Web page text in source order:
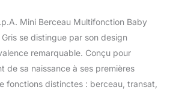
Mini Berceau Multifonction Baby
se distingue par son design
remarquable. Conçu pour
de sa naissance à ses premières
fonctions distinctes : berceau, transat,